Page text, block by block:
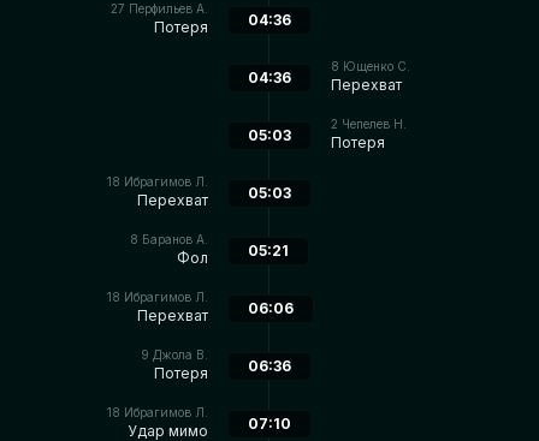
27 Перфильев А.
Потеря 04:36
8 Ющенко С.
Перехват
04:36
2 Чепелев Н.
Потеря
05:03
18 Ибрагимов Л.
Перехват 05:03
8 Баранов А.
Фол 05:21
18 Ибрагимов Л.
Перехват 06:06
9 Джола В.
Потеря 06:36
18 Ибрагимов Л.
Удар мимо 07:10